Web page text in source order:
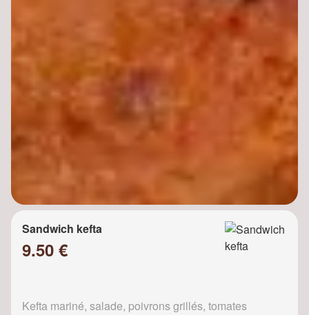
Sandwich kefta
9.50 €
Kefta mariné, salade, poivrons grillés, tomates